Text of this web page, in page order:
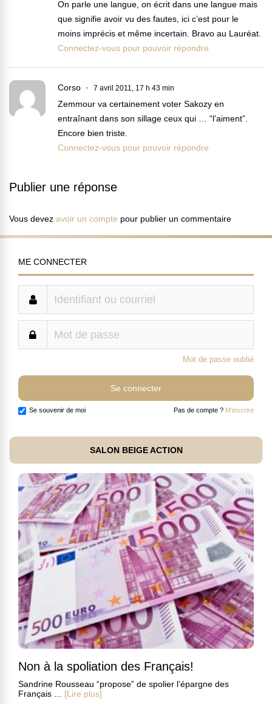
On parle une langue, on écrit dans une langue mais
que signifie avoir vu des fautes, ici c’est pour le
moins imprécis et même incertain. Bravo au Lauréat.
Connectez-vous pour pouvoir répondre
Corso 7 avril 2011, 17 h 43 min
Zemmour va certainement voter Sakozy en
entraînant dans son sillage ceux qui … “l’aiment”.
Encore bien triste.
Connectez-vous pour pouvoir répondre
Publier une réponse
Vous devez avoir un compte pour publier un commentaire
ME CONNECTER
Mot de passe oublié
Se souvenir de moi Pas de compte ? M'inscrire
SALON BEIGE ACTION
Non à la spoliation des Français!
Sandrine Rousseau “propose” de spolier l’épargne des
Français ...
[Lire plus]